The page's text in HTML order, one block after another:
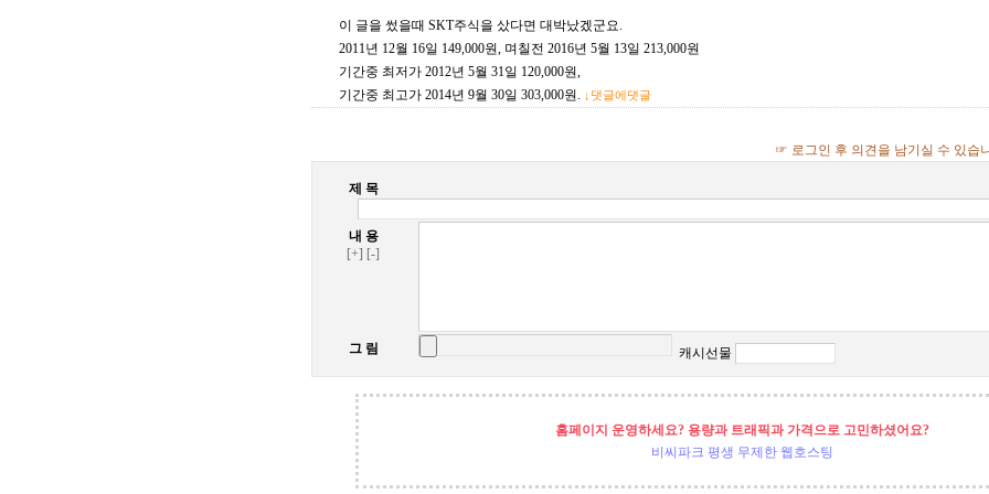
이 글을 썼을때 SKT주식을 샀다면 대박났겠군요.
2011년 12월 16일 149,000원, 며칠전 2016년 5월 13일 213,000원
기간중 최저가 2012년 5월 31일 120,000원,
기간중 최고가 2014년 9월 30일 303,000원. ↓댓글에댓글
☞ 로그인 후 의견을 남기실 수 있습
제 목
내 용
[+] [-]
그 림 캐시선물
홈페이지 운영하세요? 용량과 트래픽과 가격으로 고민하셨어요?
비씨파크 평생 무제한 웹호스팅